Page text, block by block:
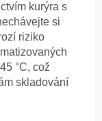
kurýra s
si
riziko
°C, což
skladování